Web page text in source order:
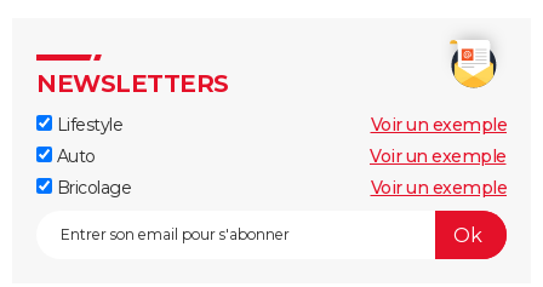
NEWSLETTERS
Lifestyle
Voir un exemple
Auto
Voir un exemple
Bricolage
Voir un exemple